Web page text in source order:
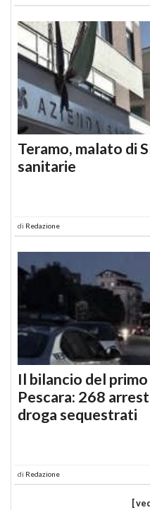
Teramo, malato di
sanitarie
di Redazione
Il bilancio del
Pescara: 268
droga sequestrati
di Redazione
[